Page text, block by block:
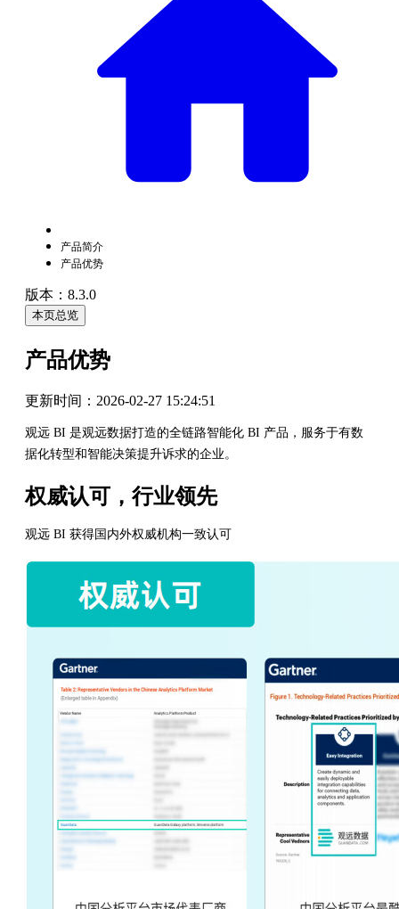
产品简介
产品优势
版本：8.3.0
本页总览
产品优势
更新时间： 2026-02-27 15:24:51
观远 BI 是观远数据打造的全链路智能化 BI 产品，服务于有数
据化转型和智能决策提升诉求的企业。
权威认可，行业领先
观远 BI 获得国内外权威机构一致认可